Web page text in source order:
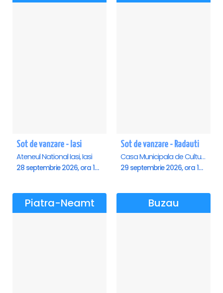
Sot de vanzare - Iasi
Ateneul National Iasi, Iasi
28 septembrie 2026, ora 19:00
Sot de vanzare - Radauti
Casa Municipala de Cultura, Radauti
29 septembrie 2026, ora 19:00
Piatra-Neamt Buzau